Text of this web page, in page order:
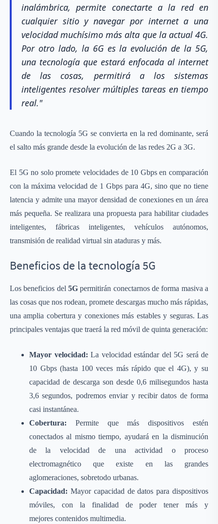
inalámbrica, permite conectarte a la red en
cualquier sitio y navegar por internet a una
velocidad muchísimo más alta que la actual 4G.
Por otro lado, la 6G es la evolución de la 5G,
una tecnología que estará enfocada al internet
de las cosas, permitirá a los sistemas
inteligentes resolver múltiples tareas en tiempo
real."
Cuando la tecnología 5G se convierta en la red dominante, será
el salto más grande desde la evolución de las redes 2G a 3G.
El 5G no solo promete velocidades de 10 Gbps en comparación
con la máxima velocidad de 1 Gbps para 4G, sino que no tiene
latencia y admite una mayor densidad de conexiones en un área
más pequeña. Se realizara una propuesta para habilitar ciudades
inteligentes, fábricas inteligentes, vehículos autónomos,
transmisión de realidad virtual sin ataduras y más.
Beneficios de la tecnología 5G
Los beneficios del 5G permitirán conectarnos de forma masiva a
las cosas que nos rodean, promete descargas mucho más rápidas,
una amplia cobertura y conexiones más estables y seguras. Las
principales ventajas que traerá la red móvil de quinta generación:
Mayor velocidad: La velocidad estándar del 5G será de
10 Gbps (hasta 100 veces más rápido que el 4G), y su
capacidad de descarga son desde 0,6 milisegundos hasta
3,6 segundos, podremos enviar y recibir datos de forma
casi instantánea.
Cobertura: Permite que más dispositivos estén
conectados al mismo tiempo, ayudará en la disminución
de la velocidad de una actividad o proceso
electromagnético que existe en las grandes
aglomeraciones, sobretodo urbanas.
Capacidad: Mayor capacidad de datos para dispositivos
móviles, con la finalidad de poder tener más y
mejores contenidos multimedia.